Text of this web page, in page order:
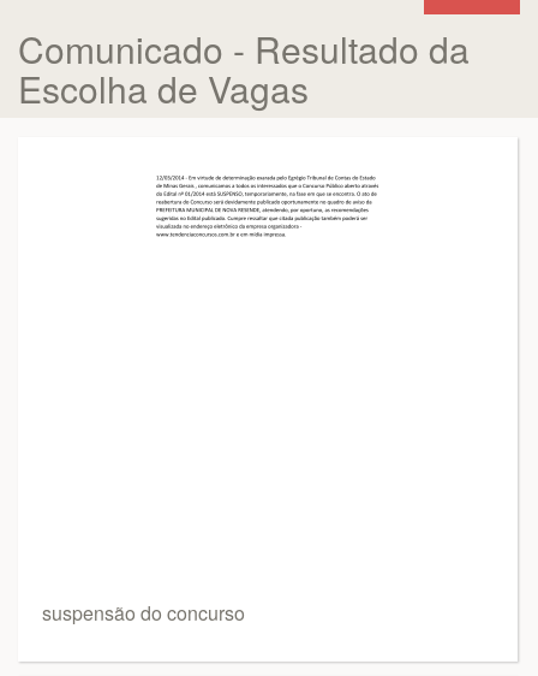
Comunicado - Resultado da
Escolha de Vagas
suspensão do concurso